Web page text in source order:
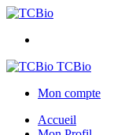
TCBio
Mon compte
Accueil